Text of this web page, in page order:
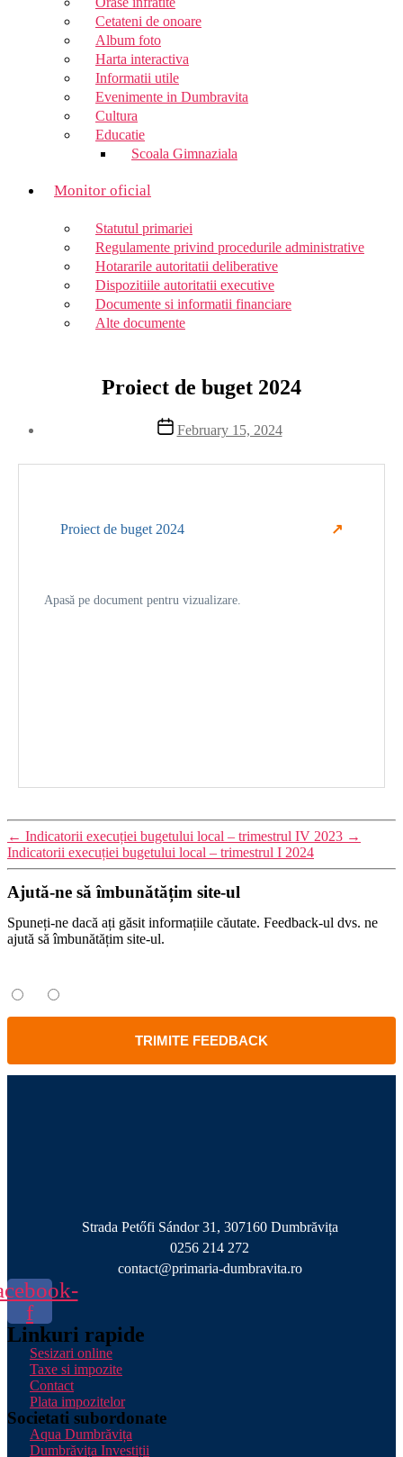
Cetateni de onoare
Album foto
Harta interactiva
Informatii utile
Evenimente in Dumbravita
Cultura
Educatie
Scoala Gimnaziala
Monitor oficial
Statutul primariei
Regulamente privind procedurile administrative
Hotararile autoritatii deliberative
Dispozitiile autoritatii executive
Documente si informatii financiare
Alte documente
Proiect de buget 2024
Post
date
February 15, 2024
Proiect de buget 2024
Apasă pe document pentru vizualizare.
← Indicatorii execuției bugetului local – trimestrul IV 2023 →
Indicatorii execuției bugetului local – trimestrul I 2024
Ajută-ne să îmbunătățim site-ul
Spuneți-ne dacă ați găsit informațiile căutate. Feedback-ul dvs. ne
ajută să îmbunătățim site-ul.
TRIMITE FEEDBACK
Strada Petőfi Sándor 31, 307160 Dumbrăvița
0256 214 272
contact@primaria-dumbravita.ro
f
Linkuri rapide
Sesizari online
Taxe si impozite
Contact
Plata impozitelor
Societati subordonate
Aqua Dumbrăvița
Dumbrăvița Investiții